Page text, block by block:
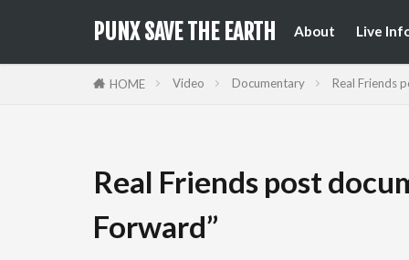
PUNX SAVE THE EARTH About Live
HOME Video Documentary Real Friends
Real Friends post
Forward”